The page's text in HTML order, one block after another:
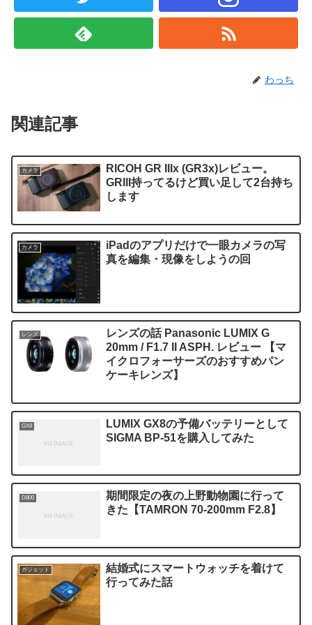
わっち
関連記事
カメラ
RICOH GR IIIx (GR3x)レビュー。
GR‪III‬持ってるけど買い足して2台持ち
します
カメラ
iPadのアプリだけで一眼カメラの写
真を編集・現像をしようの回
レンズ
レンズの話 Panasonic LUMIX G
20mm / F1.7 II ASPH. レビュー 【マ
イクロフォーサーズのおすすめパン
ケーキレンズ】
GX8
LUMIX GX8の予備バッテリーとして
SIGMA BP-51を購入してみた
D800
期間限定の夜の上野動物園に行って
きた【TAMRON 70-200mm F2.8】
ガジェット
結婚式にスマートウォッチを着けて
行ってみた話